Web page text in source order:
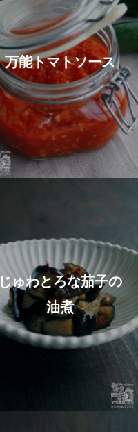
万能トマトソース
じゅわとろな茄子の
油煮